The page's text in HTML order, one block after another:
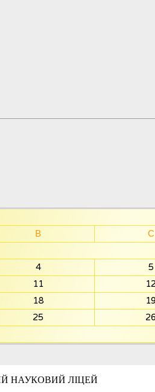
В С
4 5
11 12
18 19
25 26
НАУКОВИЙ ЛІЦЕЙ